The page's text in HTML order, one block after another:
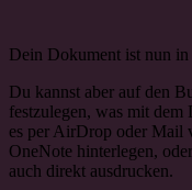
Dein Dokument ist nun
Du kannst aber auf den
festzulegen, was mit
es per AirDrop oder Mail
OneNote hinterlegen,
auch direkt ausdrucken.